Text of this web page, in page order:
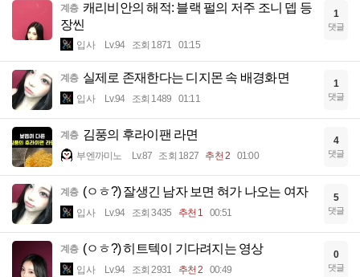
계층 캐리비안의 해적: 블랙 펄의 저주 조니 뎁 등
장씬
입사 Lv.94 조회 1871 01:15
1
댓글
계층 실제로 존재한다는 디지몬 속 배경화면
입사 Lv.94 조회 1489 01:11
1
댓글
계층 김풍의 후라이팬 라면
부엔까미노 Lv.87 조회 1827 추천 2 01:00
4
댓글
계층 (ㅇㅎ?) 잘생긴 남자 보면 혀가 나오는 여자
입사 Lv.94 조회 3435 추천 1 00:51
5
댓글
계층 (ㅇㅎ?) 히트텍이 기다려지는 영상
입사 Lv.94 조회 2931 추천 2 00:49
0
댓글